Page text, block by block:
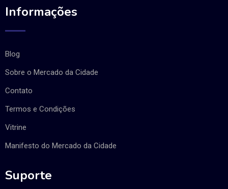
Informações
Blog
Sobre o Mercado da Cidade
Contato
Termos e Condições
Vitrine
Manifesto do Mercado da Cidade
Suporte